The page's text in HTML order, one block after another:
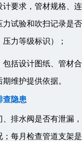
要求，管材规格、连
试验和吹扫记录是否
力等级标识）；
括设计图纸、管材合
维护提供依据。
查隐患
排水阀是否有泄漏，
每月检查管道支架是